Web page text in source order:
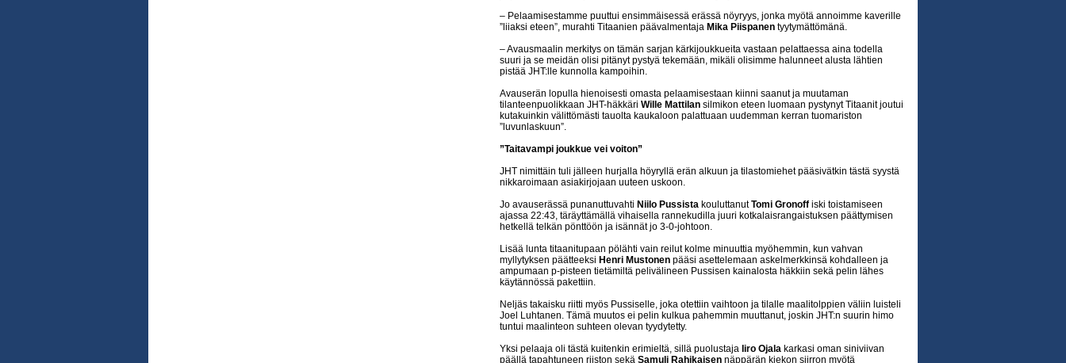
– Pelaamisestamme puuttui ensimmäisessä erässä nöyryys, jonka myötä annoimme kaverille
”liiaksi eteen”, murahti Titaanien päävalmentaja Mika Piispanen tyytymättömänä.
– Avausmaalin merkitys on tämän sarjan kärkijoukkueita vastaan pelattaessa aina todella
suuri ja se meidän olisi pitänyt pystyä tekemään, mikäli olisimme halunneet alusta lähtien
pistää JHT:lle kunnolla kampoihin.
Avauserän lopulla hienoisesti omasta pelaamisestaan kiinni saanut ja muutaman
tilanteenpuolikkaan JHT-häkkäri Wille Mattilan silmikon eteen luomaan pystynyt Titaanit joutui
kutakuinkin välittömästi tauolta kaukaloon palattuaan uudemman kerran tuomariston
”luvunlaskuun”.
”Taitavampi joukkue vei voiton”
JHT nimittäin tuli jälleen hurjalla höyryllä erän alkuun ja tilastomiehet pääsivätkin tästä syystä
nikkaroimaan asiakirjojaan uuteen uskoon.
Jo avauserässä punanuttuvahti Niilo Pussista kouluttanutTomi Gronoff iski toistamiseen
ajassa 22:43, täräyttämällä vihaisella rannekudilla juuri kotkalaisrangaistuksen päättymisen
hetkellä telkän pönttöön ja isännät jo 3-0-johtoon.
Lisää lunta titaanitupaan pölähti vain reilut kolme minuuttia myöhemmin, kun vahvan
myllytyksen päätteeksi Henri Mustonen pääsi asettelemaan askelmerkkinsä kohdalleen ja
ampumaan p-pisteen tietämiltä pelivälineen Pussisen kainalosta häkkiin sekä pelin lähes
käytännössä pakettiin.
Neljäs takaisku riitti myös Pussiselle, joka otettiin vaihtoon ja tilalle maalitolppien väliin luisteli
Joel Luhtanen. Tämä muutos ei pelin kulkua pahemmin muuttanut, joskin JHT:n suurin himo
tuntui maalinteon suhteen olevan tyydytetty.
Yksi pelaaja oli tästä kuitenkin erimieltä, sillä puolustaja Iiro Ojala karkasi oman siniviivan
päällä tapahtuneen riiston sekä Samuli Rahikaisen näppärän kiekon siirron myötä